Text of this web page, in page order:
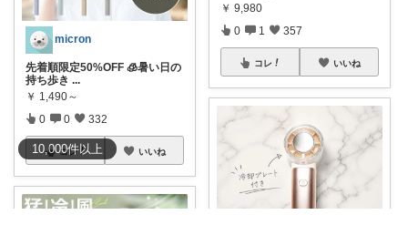
10,000件以上
micron
先着順限定50%OFF 🧊暑い日の
持ち歩き ...
￥ 1,490～
0 0 332
コレ いいね
￥ 9,980
0 1 357
コレ いいね